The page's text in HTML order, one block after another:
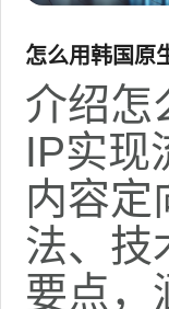
怎么用韩国原
定向投放
介绍怎
IP实现
内容定
法、技
要点，